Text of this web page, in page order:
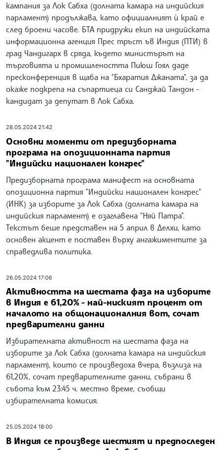
кампания за Лок Сабха (долната камара на индийския
парламент) продължава, като официалният ѝ край е
след броени часове. БТА придружи екип на индийската
информационна агенция Прес тръст ъв Индия (ПТИ) в
град Чандигарх в сряда, където министърът на
търговията и промишлеността Пиюш Гоял даде
пресконференция в щаба на "Бхаратия Джаната", за да
окаже подкрепа на съпартиеца си Санджай Тандон -
кандидат за депутат в Лок Сабха.
28.05.2024 21:42
Основни моменти от предизборната
програма на опозиционната партия
"Индийски национален конгрес"
Предизборната програма манифест на основната
опозиционна партия "Индийски национален конгрес"
(ИНК) за изборите за Лок Сабха (долната камара на
индийския парламент) е озаглавена "Няй Патра".
Текстът беше представен на 5 април в Делхи, като
основен акцент е поставен върху ангажиментите за
справедлива политика.
26.05.2024 17:06
Активността на шестата фаза на изборите
в Индия е 61,20% - най-ниският процент от
началото на общонационалния вот, сочат
предварителни данни
Избирателната активност на шестата фаза на
изборите за Лок Сабха (долната камара на индийския
парламент), които се произведоха вчера, възлиза на
61,20%, сочат предварителните данни, събрани в
събота към 23:45 ч. местно време, съобщи
избирателната комисия.
25.05.2024 18:00
В Индия се произведе шестият и предпоследен